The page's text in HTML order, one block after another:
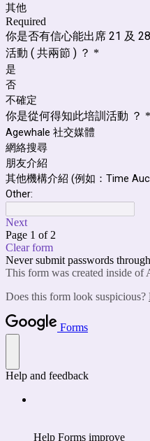
其他
Required
你是否有信心能出席 21 及
活動 ( 共兩節 ) ？ *
是
否
不確定
你是從何得知此培訓活動 ？ *
Agewhale 社交媒體
網絡搜尋
朋友介紹
其他機構介紹 (例如：Time
Other:
Next
Page 1 of 2
Clear form
Never submit passwords
This form was created inside of
Does this form look suspicious?
Forms
Help and feedback
Help Forms improve